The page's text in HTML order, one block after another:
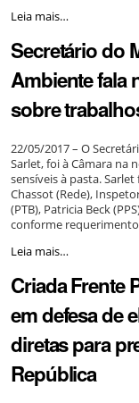
Líder
ocupa
Tribuna
Popular
-
Leia mais…
Secretário do
Ambiente fala
sobre
22/05/2017 – O
Sarlet, foi à Câmara na
sensíveis à pasta.
Chassot (Rede),
(PTB), Patricia Beck
conforme requerimento
Secretário
Meio
Ambiente
fala
na
Câmara
sobre
trabalhos
da
Leia mais…
Criada Frente
em defesa de
diretas para
República